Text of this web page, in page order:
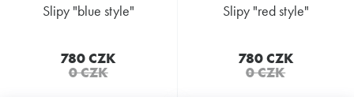
slipy "blue style"
780 CZK
0 CZK
slipy "red style"
780 CZK
0 CZK